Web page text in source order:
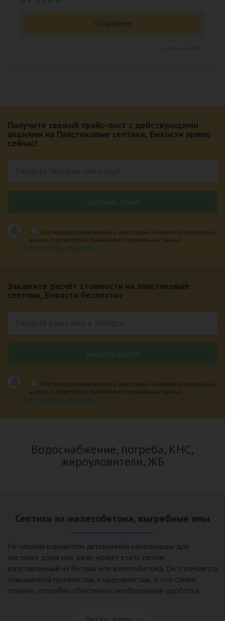
Подробнее
Получите свежий прайс-лист с действующими
акциями на Пластиковые септики, Емкости прямо
сейчас!
Подтверждаю ознакомление и даю согласие на обработку персональных
данных в соответствии с Положением о персональных данных.
Политика конфиденциальности
Закажите расчёт стоимости на пластиковые
септики, Емкости бесплатно
Подтверждаю ознакомление и даю согласие на обработку персональных
данных в соответствии с Положением о персональных данных.
Политика конфиденциальности
Водоснабжение, погреба, КНС,
жироуловители, ЖБ
Септики из железобетона, выгребные ямы
Не плохим вариантом автономной канализации для
частного дома или дачи, может стать септик,
изготовленный из бетона или железобетона. Он отличается
повышенной прочностью и надежностью, и что самое
главное, способен обеспечить необходимые удобства.